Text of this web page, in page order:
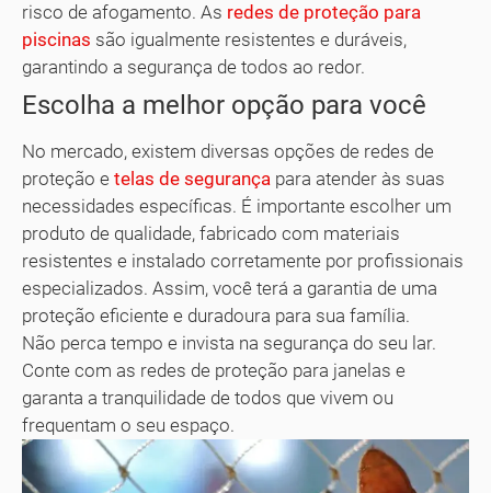
risco de afogamento. As redes de proteção para
piscinas são igualmente resistentes e duráveis,
garantindo a segurança de todos ao redor.
Escolha a melhor opção para você
No mercado, existem diversas opções de redes de
proteção e telas de segurança para atender às suas
necessidades específicas. É importante escolher um
produto de qualidade, fabricado com materiais
resistentes e instalado corretamente por profissionais
especializados. Assim, você terá a garantia de uma
proteção eficiente e duradoura para sua família.
Não perca tempo e invista na segurança do seu lar.
Conte com as redes de proteção para janelas e
garanta a tranquilidade de todos que vivem ou
frequentam o seu espaço.